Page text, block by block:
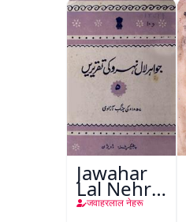
Jawahar
Lal Nehru
Kiजवाहरलाल नेहरू